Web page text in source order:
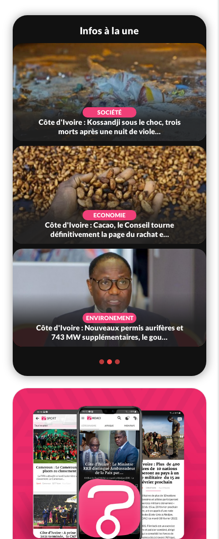
Infos à la une
POLITIQUE
Côte d'Ivoire : Jeunesse, après des résultats
au-delà des attentes, le gouv...
EVENEMENTIEL
Côte d'Ivoire: Cacao, une découverte 100 %
ivoirienne redonne espoir face a...
ECONOMIE
Côte d'Ivoire : Hausse des carburants, le
gouvernement avoue : « Nous n'avi...